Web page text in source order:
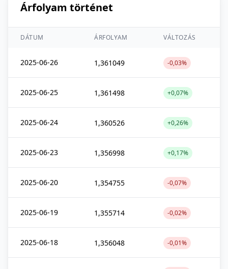
Árfolyam történet
DÁTUM ÁRFOLYAM VÁLTOZÁS
2025-06-26 1,361049 -0,03%
2025-06-25 1,361498 +0,07%
2025-06-24 1,360526 +0,26%
2025-06-23 1,356998 +0,17%
2025-06-20 1,354755 -0,07%
2025-06-19 1,355714 -0,02%
2025-06-18 1,356048 -0,01%